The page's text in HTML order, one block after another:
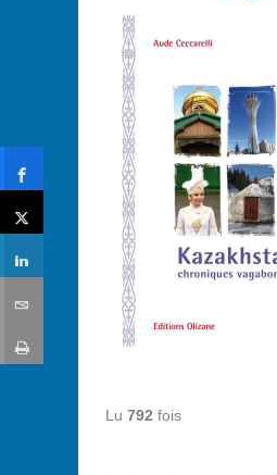
Lu 792 fois